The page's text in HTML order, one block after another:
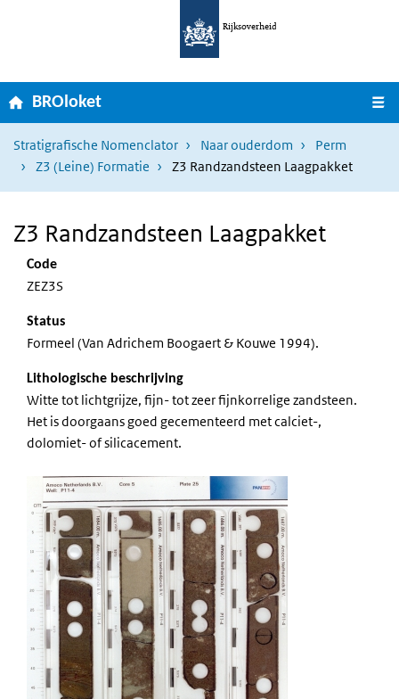
Overslaan en naar de inhoud gaan
Rijksoverheid
Home
BROloket
Stratigrafische Nomenclator Naar ouderdom
Perm
Z3 (Leine) Formatie
Z3 Randzandsteen Laagpakket
Z3 Randzandsteen Laagpakket
Code
ZEZ3S
Status
Formeel (Van Adrichem Boogaert & Kouwe 1994).
Lithologische beschrijving
Witte tot lichtgrijze, fijn- tot zeer fijnkorrelige zandsteen.
Het is doorgaans goed gecementeerd met calciet-,
dolomiet- of silicacement.